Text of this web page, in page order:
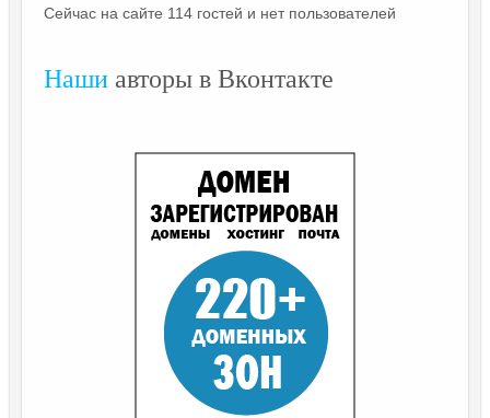
Сейчас на сайте 114 гостей и нет пользователей
Наши авторы в Вконтакте